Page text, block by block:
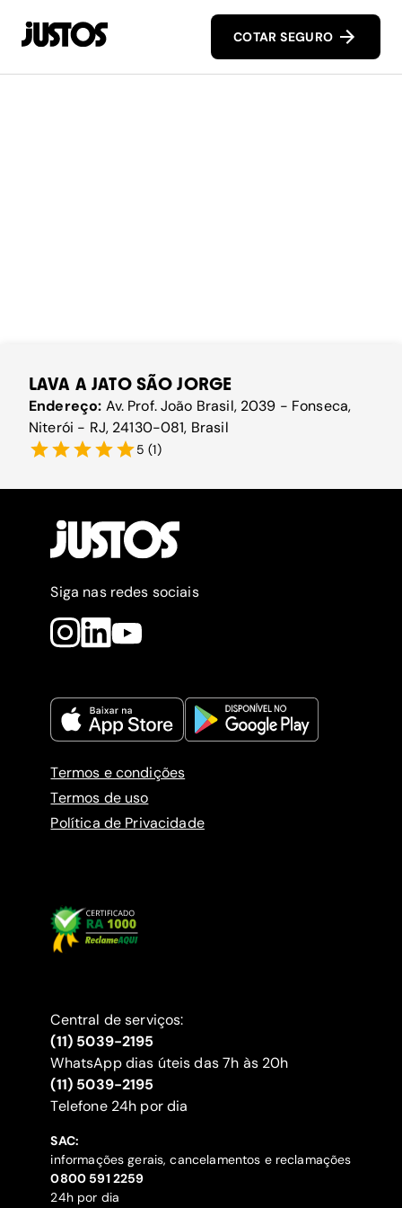
COTAR SEGURO
LAVA A JATO SÃO JORGE
Endereço: Av. Prof. João Brasil, 2039 - Fonseca,
Niterói - RJ, 24130-081, Brasil
5 (1)
Siga nas redes sociais
Termos e condições
Termos de uso
Política de Privacidade
Central de serviços:
(11) 5039-2195
WhatsApp dias úteis das 7h às 20h
(11) 5039-2195
‍Telefone 24h por dia
SAC:
informações gerais, cancelamentos e reclamações
‍0800 591 2259
24h por dia